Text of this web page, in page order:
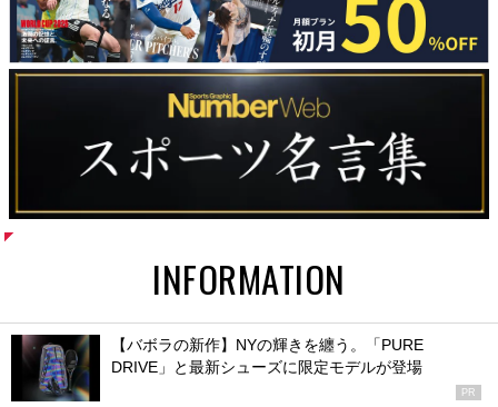
INFORMATION
【バボラの新作】NYの輝きを纏う。「PURE
DRIVE」と最新シューズに限定モデルが登場
PR